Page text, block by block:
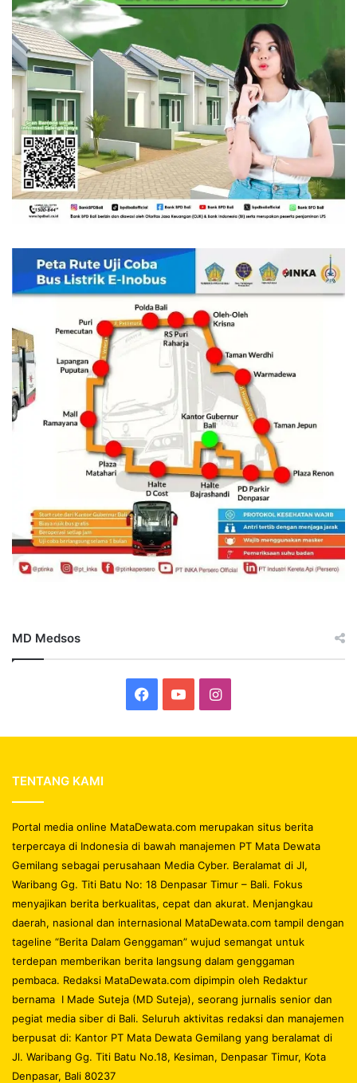
MD Medsos
Facebook
YouTubeInstagram
TENTANG KAMI
Portal media online MataDewata.com merupakan situs berita
terpercaya di Indonesia di bawah manajemen PT Mata Dewata
Gemilang sebagai perusahaan Media Cyber. Beralamat di Jl,
Waribang Gg. Titi Batu No: 18 Denpasar Timur – Bali. Fokus
menyajikan berita berkualitas, cepat dan akurat. Menjangkau
daerah, nasional dan internasional MataDewata.com tampil dengan
tageline “Berita Dalam Genggaman” wujud semangat untuk
terdepan memberikan berita langsung dalam genggaman
pembaca. Redaksi MataDewata.com dipimpin oleh Redaktur
bernama I Made Suteja (MD Suteja), seorang jurnalis senior dan
pegiat media siber di Bali. Seluruh aktivitas redaksi dan manajemen
berpusat di: Kantor PT Mata Dewata Gemilang yang beralamat di
Jl. Waribang Gg. Titi Batu No.18, Kesiman, Denpasar Timur, Kota
Denpasar, Bali 80237